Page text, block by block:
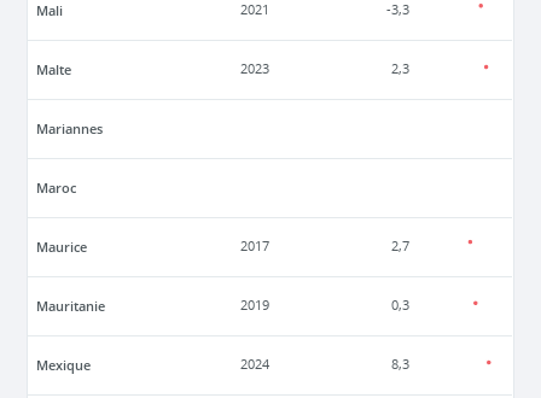
Mali 2021 -3,3
Malte 2023 2,3
Mariannes
Maroc
Maurice 2017 2,7
Mauritanie 2019 0,3
Mexique 2024 8,3